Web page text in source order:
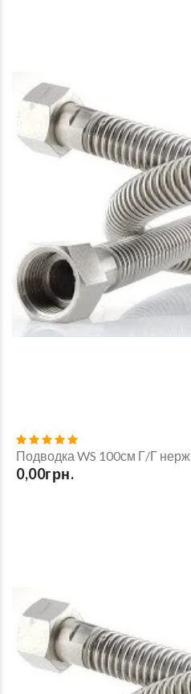
Подводка WS 100см Г/Г нерж.
0,00грн.